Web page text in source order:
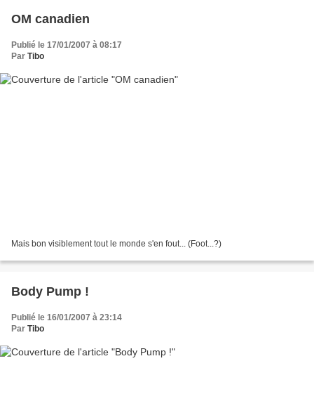
OM canadien
Publié le 17/01/2007 à 08:17
Par Tibo
Mais bon visiblement tout le monde s'en fout... (Foot...?)
Body Pump !
Publié le 16/01/2007 à 23:14
Par Tibo